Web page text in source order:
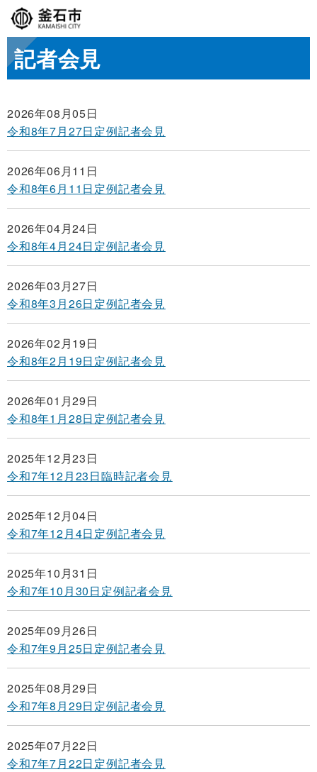
記者会見
2026年08月05日
令和8年7月27日定例記者会見
2026年06月11日
令和8年6月11日定例記者会見
2026年04月24日
令和8年4月24日定例記者会見
2026年03月27日
令和8年3月26日定例記者会見
2026年02月19日
令和8年2月19日定例記者会見
2026年01月29日
令和8年1月28日定例記者会見
2025年12月23日
令和7年12月23日臨時記者会見
2025年12月04日
令和7年12月4日定例記者会見
2025年10月31日
令和7年10月30日定例記者会見
2025年09月26日
令和7年9月25日定例記者会見
2025年08月29日
令和7年8月29日定例記者会見
2025年07月22日
令和7年7月22日定例記者会見